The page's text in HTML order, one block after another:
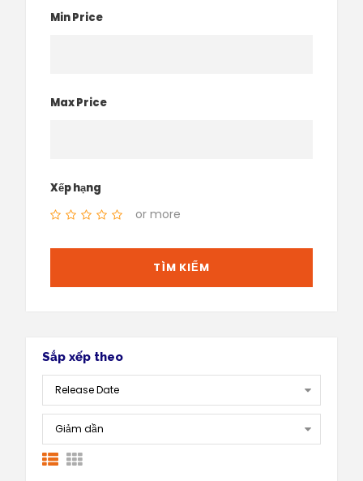
Min Price
Max Price
Xếp hạng
or more
Sắp xếp theo